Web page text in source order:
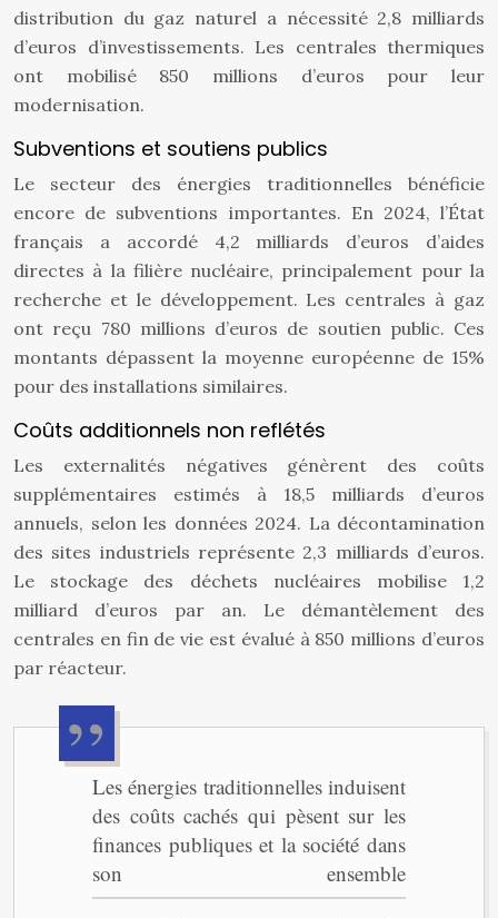
distribution du gaz naturel a nécessité 2,8 milliards
d’euros d’investissements. Les centrales thermiques
ont mobilisé 850 millions d’euros pour leur
modernisation.
Subventions et soutiens publics
Le secteur des énergies traditionnelles bénéficie
encore de subventions importantes. En 2024, l’État
français a accordé 4,2 milliards d’euros d’aides
directes à la filière nucléaire, principalement pour la
recherche et le développement. Les centrales à gaz
ont reçu 780 millions d’euros de soutien public. Ces
montants dépassent la moyenne européenne de 15%
pour des installations similaires.
Coûts additionnels non reflétés
Les externalités négatives génèrent des coûts
supplémentaires estimés à 18,5 milliards d’euros
annuels, selon les données 2024. La décontamination
des sites industriels représente 2,3 milliards d’euros.
Le stockage des déchets nucléaires mobilise 1,2
milliard d’euros par an. Le démantèlement des
centrales en fin de vie est évalué à 850 millions d’euros
par réacteur.
Les énergies traditionnelles induisent
des coûts cachés qui pèsent sur les
finances publiques et la société dans
son ensemble